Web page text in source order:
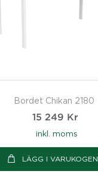
Bordet Chikan 2180
15 249 Kr
inkl. moms
LÄGG I VARUKOGEN